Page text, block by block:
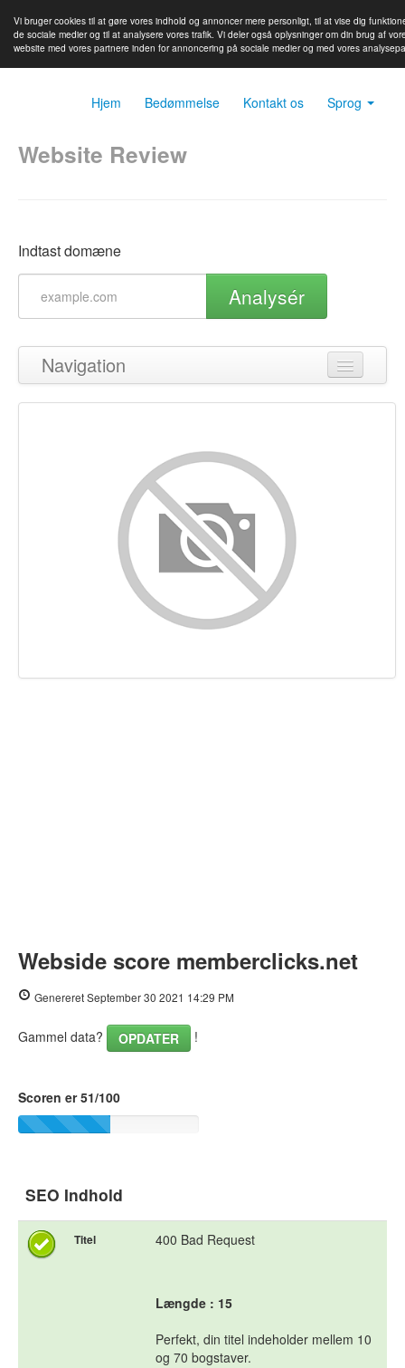
Vi bruger cookies til at gøre vores indhold og annoncer mere personligt, til at vise dig
de sociale medier og til at analysere vores trafik. Vi deler også oplysninger om din brug af
website med vores partnere inden for annoncering på sociale medier og med vores
Hjem Bedømmelse Kontakt os Sprog
Website Review
Indtast domæne
Analysér
Navigation
Tilbage til toppen
Nøgleord
Brugervenlighed
Dokument
Webside score memberclicks.net
Genereret September 30 2021 14:29 PM
Gammel data? OPDATER !
Scoren er 51/100
SEO Indhold
Titel 400 Bad Request
Længde : 15
Perfekt, din titel indeholder mellem 10
og 70 bogstaver.